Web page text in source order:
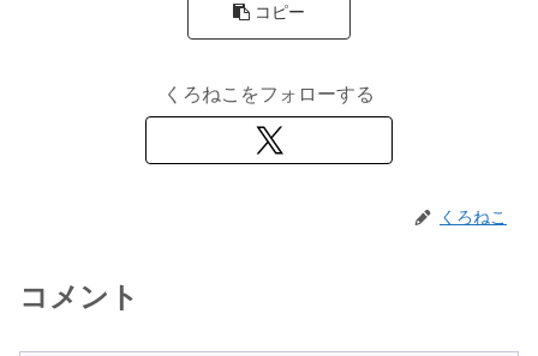
コピー
くろねこをフォローする
くろねこ
コメント